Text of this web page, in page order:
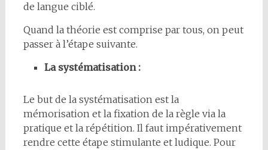
de langue ciblé.
Quand la théorie est comprise par tous, on peut
passer à l’étape suivante.
La systématisation :
Le but de la systématisation est la
mémorisation et la fixation de la règle via la
pratique et la répétition. Il faut impérativement
rendre cette étape stimulante et ludique. Pour